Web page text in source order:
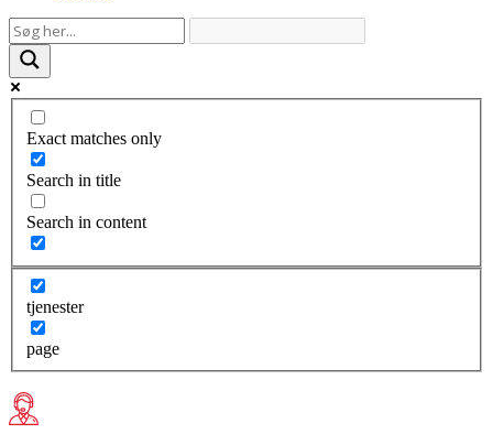
Exact matches only
Search in title
Search in content
tjenester
page